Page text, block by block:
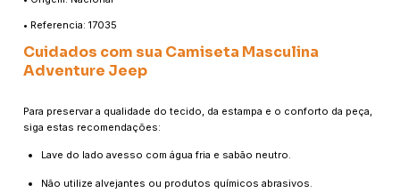
• Referencia: 17035
Cuidados com sua Camiseta Masculina
Adventure Jeep
Para preservar a qualidade do tecido, da estampa e o conforto da peça,
siga estas recomendações:
Lave do lado avesso com água fria e sabão neutro.
Não utilize alvejantes ou produtos químicos abrasivos.